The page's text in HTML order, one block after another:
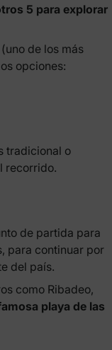
5 para explorar
de los más
opciones:
tradicional o
recorrido.
de partida para
para continuar por
del país.
como Ribadeo,
playa de las